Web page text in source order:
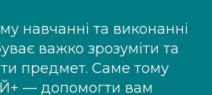
навчанні та виконанні
важко зрозуміти та
предмет. Саме тому
— допомогти вам